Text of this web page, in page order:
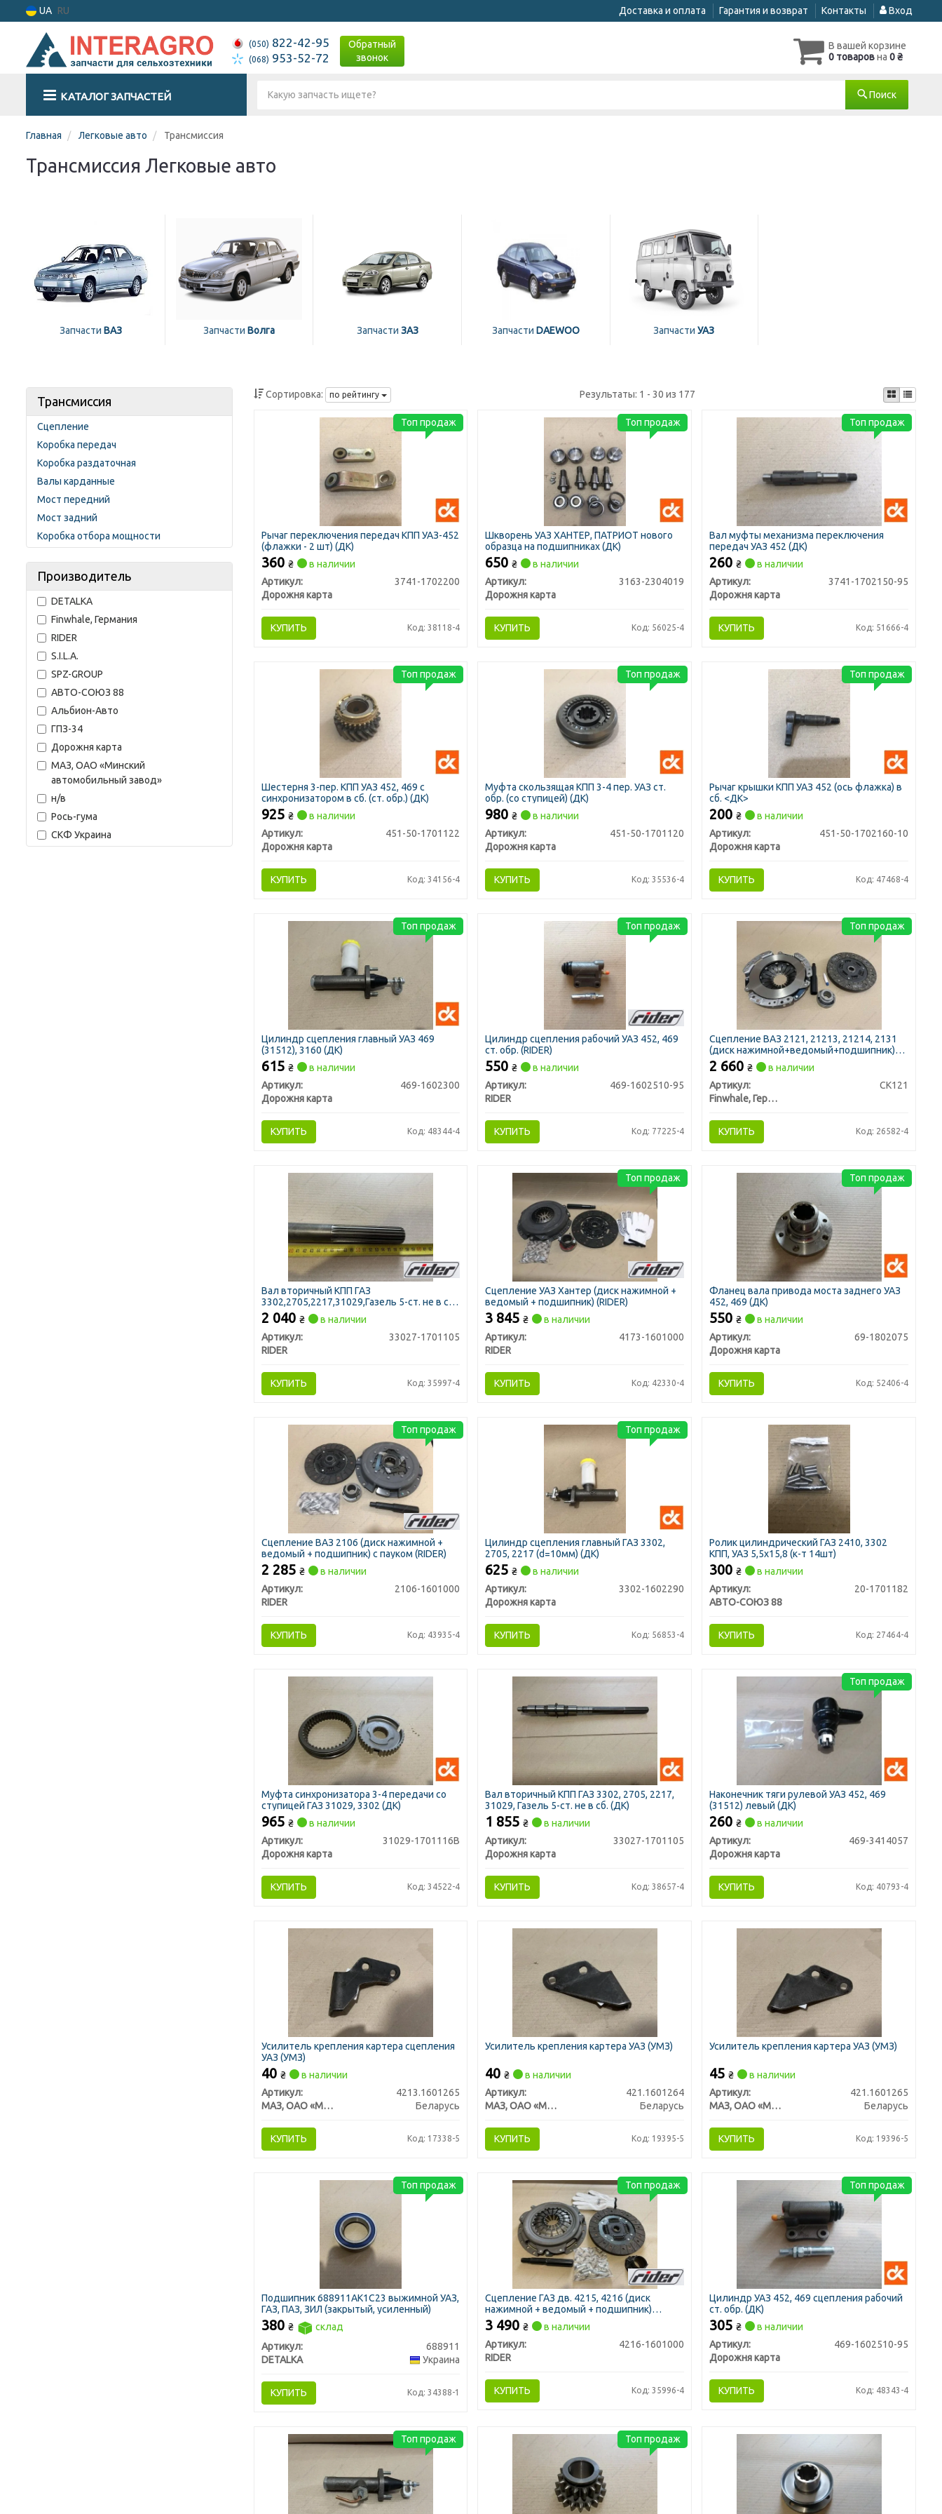
UA RU Доставка и оплата Гарантия и возврат Контакты Вход
(050) 822-42-95
(068) 953-52-72
Обратный
звонок
В вашей корзине
0 товаровна 0 ₴
КАТАЛОГ ЗАПЧАСТЕЙ Поиск
Главная Легковые авто Трансмиссия
Трансмиссия Легковые авто
Запчасти ВАЗ Запчасти Волга Запчасти ЗАЗ Запчасти DAEWOO Запчасти УАЗ
Трансмиссия
Сцепление
Коробка передач
Коробка раздаточная
Валы карданные
Мост передний
Мост задний
Коробка отбора мощности
Производитель
DETALKA
Finwhale, Германия
RIDER
S.I.L.A.
SPZ-GROUP
АВТО-СОЮЗ 88
Альбион-Авто
ГПЗ-34
Дорожня карта
МАЗ, ОАО «Минский
автомобильный завод»
н/в
Рось-гума
СКФ Украина
Сортировка: по рейтингу Результаты: 1 - 30 из 177
Рычаг переключения передач КПП УАЗ-452
(флажки - 2 шт) (ДК)
360 ₴
в наличии
Артикул:
3741-1702200
Дорожня карта
КУПИТЬ Код: 38118-4
Топ продаж
Шкворень УАЗ ХАНТЕР, ПАТРИОТ нового
образца на подшипниках (ДК)
650₴
в наличии
Артикул:
3163-2304019
Дорожня карта
КУПИТЬ Код: 56025-4
Топ продаж
Вал муфты механизма переключения
передач УАЗ 452 (ДК)
260₴
в наличии
Артикул:
3741-1702150-95
Дорожня карта
КУПИТЬ Код: 51666-4
Топ продаж
Шестерня 3-пер. КПП УАЗ 452, 469 с
синхронизатором в сб. (ст. обр.) (ДК)
925 ₴
в наличии
Артикул:
451-50-1701122
Дорожня карта
КУПИТЬ Код: 34156-4
Топ продаж
Муфта скользящая КПП 3-4 пер. УАЗ ст.
обр. (со ступицей) (ДК)
980₴
в наличии
Артикул:
451-50-1701120
Дорожня карта
КУПИТЬ Код: 35536-4
Топ продаж
Рычаг крышки КПП УАЗ 452 (ось флажка) в
сб. <ДК>
200₴
в наличии
Артикул:
451-50-1702160-10
Дорожня карта
КУПИТЬ Код: 47468-4
Топ продаж
Цилиндр сцепления главный УАЗ 469
(31512), 3160 (ДК)
615 ₴
в наличии
Артикул:
469-1602300
Дорожня карта
КУПИТЬ Код: 48344-4
Топ продаж
Цилиндр сцепления рабочий УАЗ 452, 469
ст. обр. (RIDER)
550₴
в наличии
Артикул:
469-1602510-95
RIDER
КУПИТЬ Код: 77225-4
Топ продаж
Сцепление ВАЗ 2121, 21213, 21214, 2131
(диск нажимной+ведомый+подшипник)
(пр-во FINWHALE)
2 660₴
в наличии
Артикул:
CK121
Finwhale, Германия
КУПИТЬ Код: 26582-4
Топ продаж
Вал вторичный КПП ГАЗ
3302,2705,2217,31029,Газель 5-ст. не в сб.
(RIDER)
2 040 ₴
в наличии
Артикул:
33027-1701105
RIDER
КУПИТЬ Код: 35997-4
Сцепление УАЗ Хантер (диск нажимной +
ведомый + подшипник) (RIDER)
3 845₴
в наличии
Артикул:
4173-1601000
RIDER
КУПИТЬ Код: 42330-4
Топ продаж
Фланец вала привода моста заднего УАЗ
452, 469 (ДК)
550₴
в наличии
Артикул:
69-1802075
Дорожня карта
КУПИТЬ Код: 52406-4
Топ продаж
Сцепление ВАЗ 2106 (диск нажимной +
ведомый + подшипник) с пауком (RIDER)
2 285 ₴
в наличии
Артикул:
2106-1601000
RIDER
КУПИТЬ Код: 43935-4
Топ продаж
Цилиндр сцепления главный ГАЗ 3302,
2705, 2217 (d=10мм) (ДК)
625₴
в наличии
Артикул:
3302-1602290
Дорожня карта
КУПИТЬ Код: 56853-4
Топ продаж
Ролик цилиндрический ГАЗ 2410, 3302
КПП, УАЗ 5,5х15,8 (к-т 14шт)
300₴
в наличии
Артикул:
20-1701182
АВТО-СОЮЗ 88
КУПИТЬ Код: 27464-4
Муфта синхронизатора 3-4 передачи со
ступицей ГАЗ 31029, 3302 (ДК)
965 ₴
в наличии
Артикул:
31029-1701116В
Дорожня карта
КУПИТЬ Код: 34522-4
Вал вторичный КПП ГАЗ 3302, 2705, 2217,
31029, Газель 5-ст. не в сб. (ДК)
1 855₴
в наличии
Артикул:
33027-1701105
Дорожня карта
КУПИТЬ Код: 38657-4
Наконечник тяги рулевой УАЗ 452, 469
(31512) левый (ДК)
260₴
в наличии
Артикул:
469-3414057
Дорожня карта
КУПИТЬ Код: 40793-4
Топ продаж
Усилитель крепления картера сцепления
УАЗ (УМЗ)
40 ₴
в наличии
Артикул:
4213.1601265
МАЗ, ОАО «Минский автомобильный завод»
Беларусь
КУПИТЬ Код: 17338-5
Усилитель крепления картера УАЗ (УМЗ)
40₴
в наличии
Артикул:
421.1601264
МАЗ, ОАО «Минский автомобильный завод»
Беларусь
КУПИТЬ Код: 19395-5
Усилитель крепления картера УАЗ (УМЗ)
45₴
в наличии
Артикул:
421.1601265
МАЗ, ОАО «Минский автомобильный завод»
Беларусь
КУПИТЬ Код: 19396-5
Подшипник 688911АК1С23 выжимной УАЗ,
ГАЗ, ПАЗ, ЗИЛ (закрытый, усиленный)
380 ₴
склад
Артикул:
688911
DETALKA
Украина
КУПИТЬ Код: 34388-1
Топ продаж
Сцепление ГАЗ дв. 4215, 4216 (диск
нажимной + ведомый + подшипник)
(RIDER)
3 490₴
в наличии
Артикул:
4216-1601000
RIDER
КУПИТЬ Код: 35996-4
Топ продаж
Цилиндр УАЗ 452, 469 сцепления рабочий
ст. обр. (ДК)
305₴
в наличии
Артикул:
469-1602510-95
Дорожня карта
КУПИТЬ Код: 48343-4
Топ продаж
Топ продаж Топ продаж